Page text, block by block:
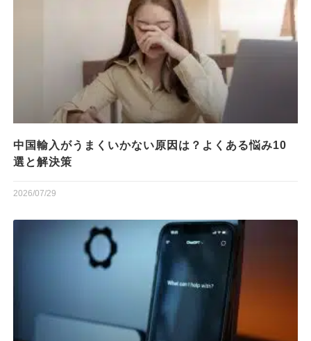
中国輸入がうまくいかない原因は？よくある悩み10
選と解決策
2026/07/29